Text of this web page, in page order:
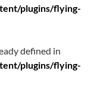
plugins/flying-
defined in
plugins/flying-